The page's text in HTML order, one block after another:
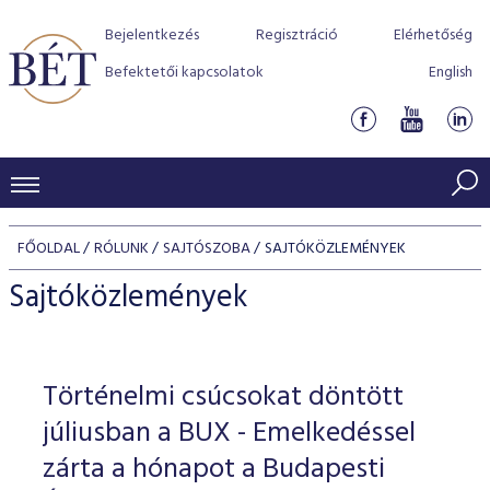
Bejelentkezés Regisztráció
Elérhetőség
Befektetői kapcsolatok
English
KERESKEDÉSI ADATOK
INDEXEK
Jelzáloglevél indexek
Vállalati kötvény indexek
Azonnali Piac
Részvények
Származékos piac
BEFEKTETŐK
Részvény szekció
Hitelpapír szekció
BÉT szabályzatok
Befektetővédelem
Alkalmazott díjstruktúra
Elszámolás
Részvény és vállalati kötvény tőzsdei bevezetését
program
BÉT Xtend - Részvénypiac egyszerűen
TŐZSDETAGOK
Tőzsdetagok, üzletkötők
VENDOROK
FŐOLDAL RÓLUNK SAJTÓSZOBA SAJTÓKÖZLEMÉNYEK
Sajtóközlemények
Történelmi csúcsokat döntött
júliusban a BUX - Emelkedéssel
zárta a hónapot a Budapesti